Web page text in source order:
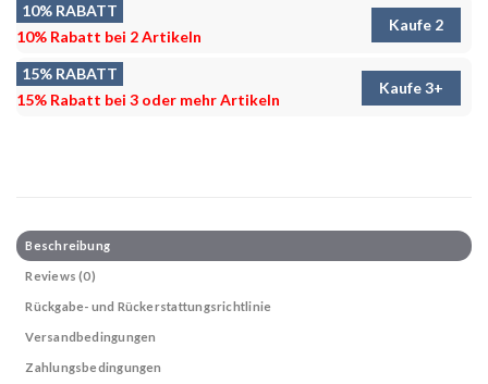
10% RABATT
10% Rabatt bei 2 Artikeln
Kaufe 2
15% RABATT
15% Rabatt bei 3 oder mehr Artikeln
Kaufe 3+
Beschreibung
Reviews (0)
Rückgabe- und Rückerstattungsrichtlinie
Versandbedingungen
Zahlungsbedingungen